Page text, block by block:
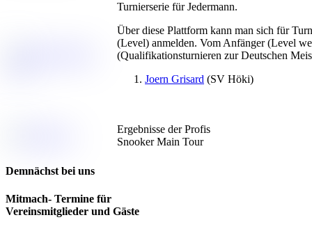
Turnierserie für Jedermann.
Über diese Plattform kann man sich für
(Level) anmelden. Vom Anfänger (Level
(Qualifikationsturnieren zur Deutschen
Joern Grisard (SV Höki)
Ergebnisse der Profis
Snooker Main Tour
Demnächst bei uns
Mitmach- Termine für
Vereinsmitglieder und Gäste